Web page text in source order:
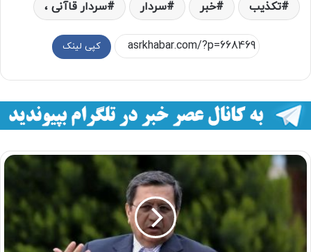
تکذیب خبر سردار سردار قاآنی ،
کپی لینک